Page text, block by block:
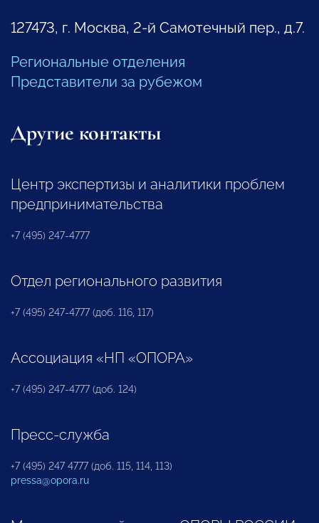
127473, г. Москва, 2-й Самотечный пер., д.7.
Региональные отделения
Представители за рубежом
Другие контакты
Центр экспертизы и аналитики проблем
предпринимательства
+7 (495) 247-4777
Отдел регионального развития
+7 (495) 247-4777 (доб. 116, 117)
Ассоциация «НП «ОПОРА»
+7 (495) 247-4777 (доб. 124)
Пресс-служба
+7 (495) 247 4777 (доб. 115, 114, 113)
pressa@opora.ru